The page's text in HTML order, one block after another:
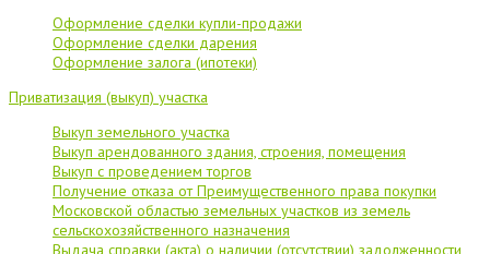
Оформление сделки купли-продажи
Оформление сделки дарения
Оформление залога (ипотеки)
Приватизация (выкуп) участка
Выкуп земельного участка
Выкуп арендованного здания, строения, помещения
Выкуп с проведением торгов
Получение отказа от Преимущественного права покупки
Московской областью земельных участков из земель
сельскохозяйственного назначения
Выдача справки (акта) о наличии (отсутствии) задолженности